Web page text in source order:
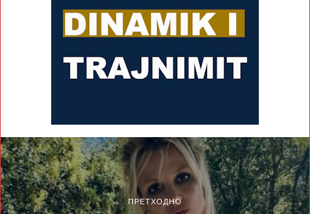
ПРЕТХОДНО